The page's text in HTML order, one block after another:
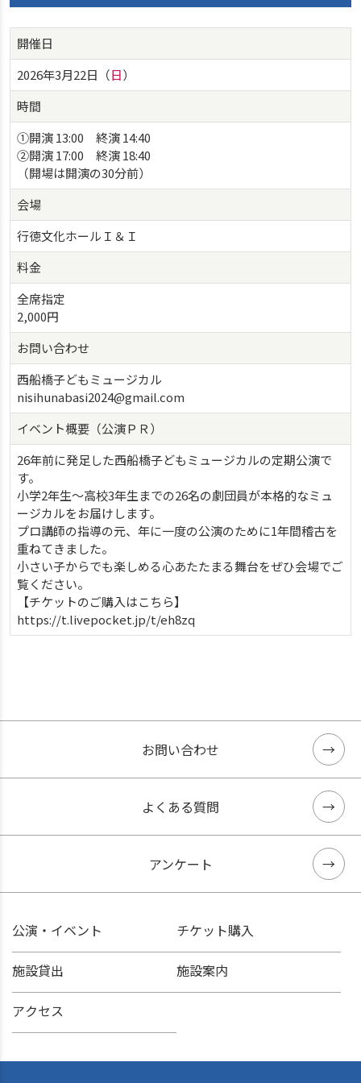
開催日
2026年3月22日（日）
時間
①開演 13:00 終演 14:40
②開演 17:00 終演 18:40
（開場は開演の30分前）
会場
行徳文化ホールＩ＆Ｉ
料金
全席指定
2,000円
お問い合わせ
西船橋子どもミュージカル
nisihunabasi2024@gmail.com
イベント概要（公演ＰＲ）
26年前に発足した西船橋子どもミュージカルの定期公演で
す。
小学2年生～高校3年生までの26名の劇団員が本格的なミュ
ージカルをお届けします。
プロ講師の指導の元、年に一度の公演のために1年間稽古を
重ねてきました。
小さい子からでも楽しめる心あたたまる舞台をぜひ会場でご
覧ください。
【チケットのご購入はこちら】
https://t.livepocket.jp/t/eh8zq
お問い合わせ
よくある質問
アンケート
公演・イベント チケット購入
施設貸出 施設案内
アクセス